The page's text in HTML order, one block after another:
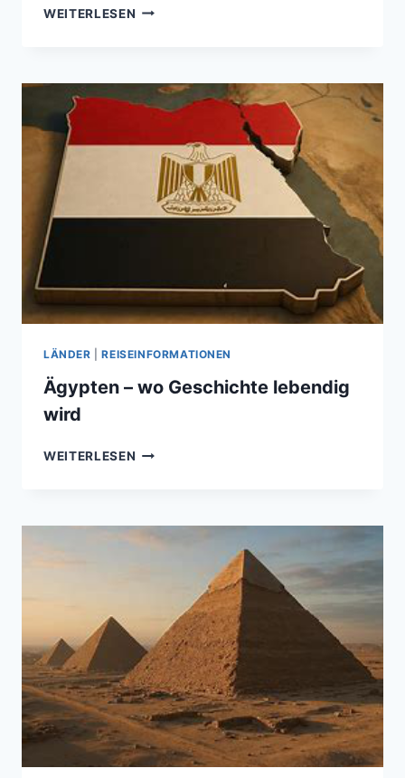
WEITERLESEN 10
DER
ERDE
TEIL)
LÄNDER |REISEINFORMATIONEN
Ägypten – wo Geschichte lebendig
wird
WEITERLESEN ÄGYPTEN
LEBENDIG